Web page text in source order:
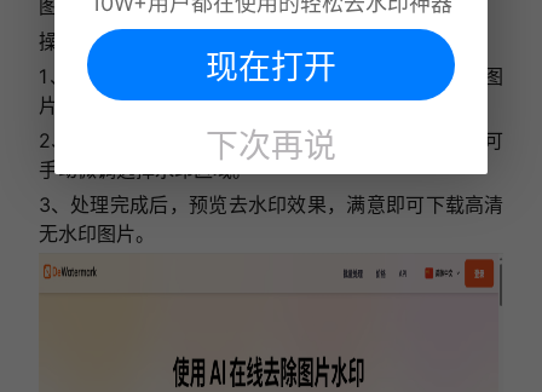
图片的清晰度和原有质感。
操作步骤：
1、打开dewatermark.ai 软件，上传带有水印的图
片。
2、软件会自动识别水印并进行处理，若有需要，也可
手动微调选择水印区域。
3、处理完成后，预览去水印效果，满意即可下载高清
无水印图片。
现在打开
下次再说